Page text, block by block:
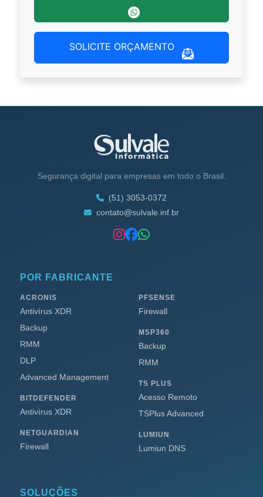
SOLICITE ORÇAMENTO
Segurança digital para empresas em todo o Brasil.
(51) 3053-0372
contato@sulvale.inf.br
POR FABRICANTE
ACRONIS
Antivírus XDR
Backup
RMM
DLP
Advanced Management
BITDEFENDER
Antivírus XDR
NETGUARDIAN
Firewall
PFSENSE
Firewall
MSP360
Backup
RMM
TS PLUS
Acesso Remoto
TSPlus Advanced
LUMIUN
Lumiun DNS
SOLUÇÕES